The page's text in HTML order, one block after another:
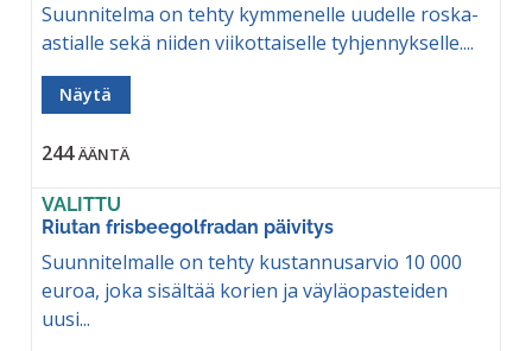
Suunnitelma on tehty kymmenelle uudelle roska-
astialle sekä niiden viikottaiselle tyhjennykselle....
Näytä
244ÄÄNTÄ
VALITTU
Riutan frisbeegolfradan päivitys
Suunnitelmalle on tehty kustannusarvio 10 000
euroa, joka sisältää korien ja väyläopasteiden
uusi...